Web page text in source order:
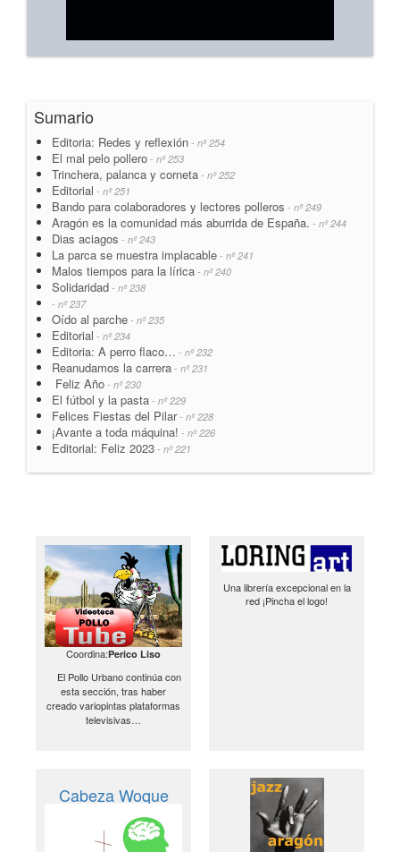
Sumario
Editoria: Redes y reflexión - nº 254
El mal pelo pollero - nº 253
Trinchera, palanca y corneta - nº 252
Editorial - nº 251
Bando para colaboradores y lectores polleros - nº 249
Aragón es la comunidad más aburrida de España. - nº 244
Dias aciagos - nº 243
La parca se muestra implacable - nº 241
Malos tiempos para la lírica - nº 240
Solidaridad - nº 238
- nº 237
Oído al parche - nº 235
Editorial - nº 234
Editoria: A perro flaco… - nº 232
Reanudamos la carrera - nº 231
Feliz Año - nº 230
El fútbol y la pasta - nº 229
Felices Fiestas del Pilar- nº 228
¡Avante a toda máquina! - nº 226
Editorial: Feliz 2023 - nº 221
Coordina:Perico Liso
El Pollo Urbano continúa con
esta sección, tras haber
creado variopintas plataformas
televisivas…
Una librería excepcional en la
red ¡Pincha el logo!
Cabeza Woque